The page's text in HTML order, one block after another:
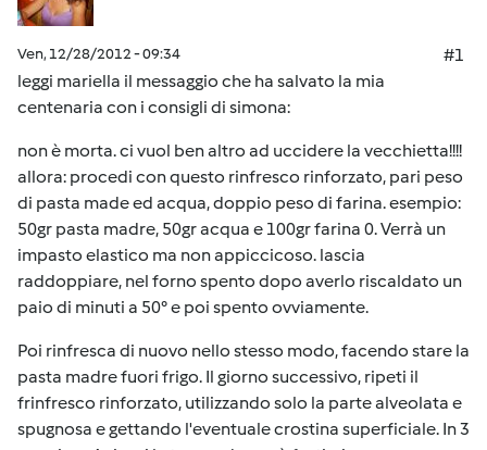
Ven, 12/28/2012 - 09:34
#1
leggi mariella il messaggio che ha salvato la mia
centenaria con i consigli di simona:
non è morta. ci vuol ben altro ad uccidere la vecchietta!!!!
allora: procedi con questo rinfresco rinforzato, pari peso
di pasta made ed acqua, doppio peso di farina. esempio:
50gr pasta madre, 50gr acqua e 100gr farina 0. Verrà un
impasto elastico ma non appiccicoso. lascia
raddoppiare, nel forno spento dopo averlo riscaldato un
paio di minuti a 50° e poi spento ovviamente.
Poi rinfresca di nuovo nello stesso modo, facendo stare la
pasta madre fuori frigo. Il giorno successivo, ripeti il
frinfresco rinforzato, utilizzando solo la parte alveolata e
spugnosa e gettando l'eventuale crostina superficiale. In 3